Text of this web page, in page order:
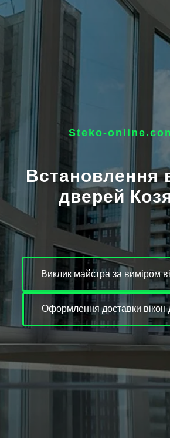
Steko-
Встановлення
дверей
Виклик майстра за виміром
Оформлення доставки вікон